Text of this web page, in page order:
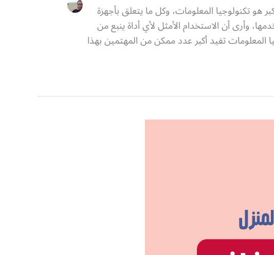
هو تكنولوجيا المعلومات، وكل ما يتعلق بأجهزة
وأرى أن الاستخدام الأمثل لأي أداة ينبع من
تفيد أكبر عدد ممكن من المهتمين بهذا